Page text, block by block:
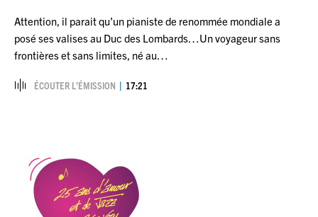
Attention, il parait qu’un pianiste de renommée mondiale a
posé ses valises au Duc des Lombards…Un voyageur sans
frontières et sans limites, né au…
ÉCOUTER L’ÉMISSION 17:21